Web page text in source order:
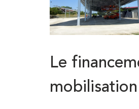
Le